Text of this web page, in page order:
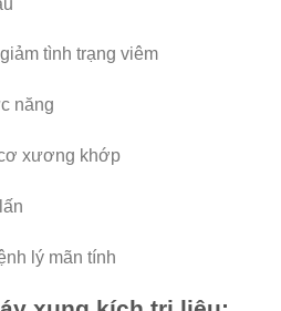
tình trạng viêm
năng
xương khớp
lý mãn tính